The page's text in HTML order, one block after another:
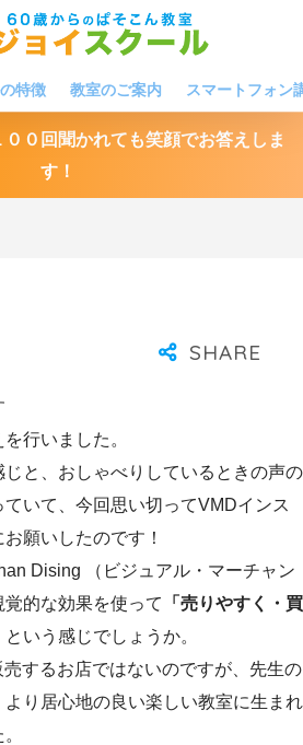
特徴 教室のご案内 スマートフォン
０回聞かれても笑顔でお答えしま
す！
行いました。
と、おしゃべりしているときの声の
いて、今回思い切ってVMDインス
願いしたのです！
Dising （ビジュアル・マーチャン
的な効果を使って
「売りやすく・買
いう感じでしょうか。
するお店ではないのですが、先生の
り居心地の良い楽しい教室に生まれ